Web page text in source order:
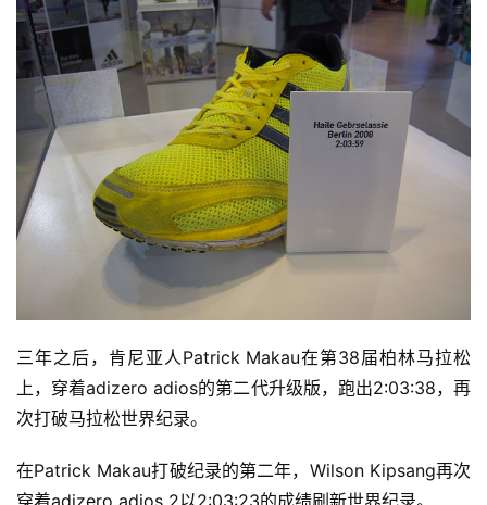
三年之后，肯尼亚人Patrick Makau在第38届柏林马拉松
上，穿着adizero adios的第二代升级版，跑出2:03:38，再
次打破马拉松世界纪录。
在Patrick Makau打破纪录的第二年，Wilson Kipsang再次